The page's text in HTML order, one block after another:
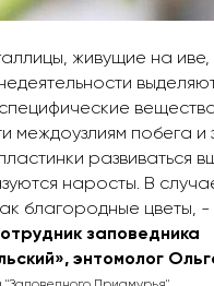
живущие на
междоузлиям побега и
развиваться
наросты. В
благородные цветы,
заповедника
энтомолог